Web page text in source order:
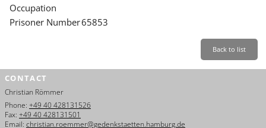
Leichte Sprache
Occupation
Prisoner Number65853
Back to list
CONTACT
Christian Römmer
Phone: +49 40 428131526
Fax: +49 40 428131501
Email: christian.roemmer@gedenkstaetten.hamburg.de